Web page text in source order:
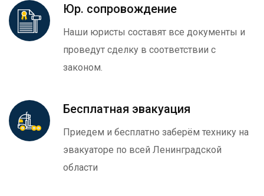
Юр. сопровождение
Наши юристы составят все документы и
проведут сделку в соответствии с
законом.
Бесплатная эвакуация
Приедем и бесплатно заберём технику на
эвакуаторе по всей Ленинградской
области